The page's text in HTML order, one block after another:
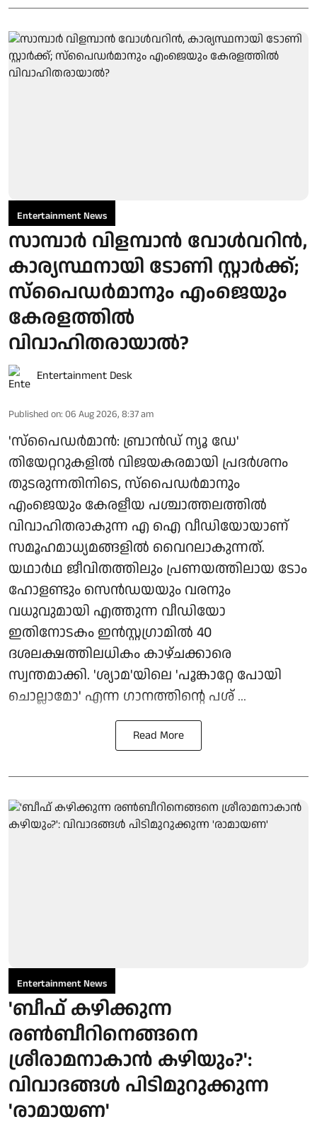
Entertainment News
സാമ്പാർ വിളമ്പാൻ വോൾവറിൻ,
കാര്യസ്ഥനായി ടോണി സ്റ്റാർക്ക്;
സ്പൈഡർമാനും എംജെയും
കേരളത്തിൽ
വിവാഹിതരായാൽ?
Entertainment Desk
Published on: 06 Aug 2026, 8:37 am
'സ്‌പൈഡർമാൻ: ബ്രാൻഡ് ന്യൂ ഡേ'
തിയേറ്ററുകളിൽ വിജയകരമായി പ്രദർശനം
തുടരുന്നതിനിടെ, സ്പൈഡർമാനും
എംജെയും കേരളീയ പശ്ചാത്തലത്തിൽ
വിവാഹിതരാകുന്ന എ ഐ വീഡിയോയാണ്
സമൂഹമാധ്യമങ്ങളിൽ വൈറലാകുന്നത്.
യഥാർഥ ജീവിതത്തിലും പ്രണയത്തിലായ ടോം
ഹോളണ്ടും സെൻഡയയും വരനും
വധുവുമായി എത്തുന്ന വീഡിയോ
ഇതിനോടകം ഇൻസ്റ്റഗ്രാമിൽ 40
ദശലക്ഷത്തിലധികം കാഴ്ചക്കാരെ
സ്വന്തമാക്കി. 'ശ്യാമ'യിലെ 'പൂങ്കാറ്റേ പോയി
ചൊല്ലാമോ' എന്ന ഗാനത്തിന്റെ പശ് ...
Read More
Entertainment News
'ബീഫ് കഴിക്കുന്ന
രൺബീറിനെങ്ങനെ
ശ്രീരാമനാകാൻ കഴിയും?':
വിവാദങ്ങൾ പിടിമുറുക്കുന്ന
'രാമായണ'